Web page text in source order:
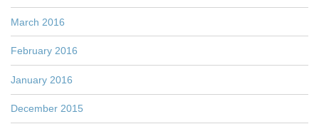
March 2016
February 2016
January 2016
December 2015